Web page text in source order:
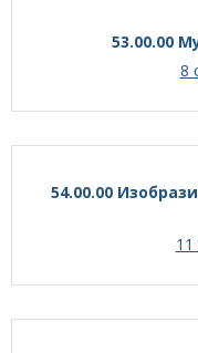
53.00.00
8
54.00.00
11